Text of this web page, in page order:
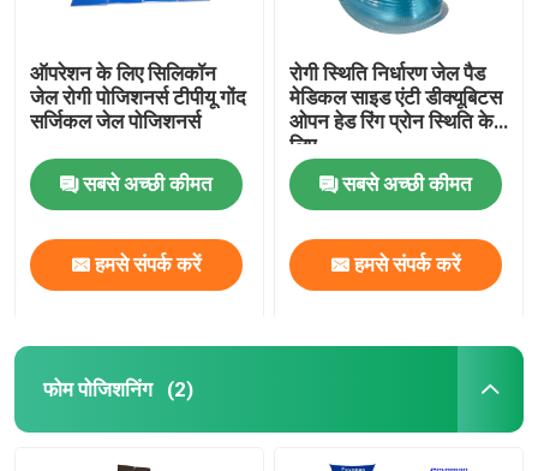
ऑपरेशन के लिए सिलिकॉन
जेल रोगी पोजिशनर्स टीपीयू गोंद
सर्जिकल जेल पोजिशनर्स
सबसे अच्छी कीमत
हमसे संपर्क करें
रोगी स्थिति निर्धारण जेल पैड
मेडिकल साइड एंटी डीक्यूबिटस
ओपन हेड रिंग प्रोन स्थिति के
लिए
सबसे अच्छी कीमत
हमसे संपर्क करें
फोम पोजिशनिंग (2)